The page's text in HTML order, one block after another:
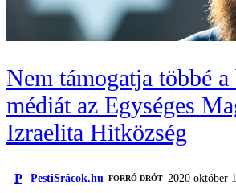
Nem támogatja többé
médiát az Egységes
Izraelita Hitközség
P PestiSrácok.hu FORRÓ DRÓT
2020 október 1.